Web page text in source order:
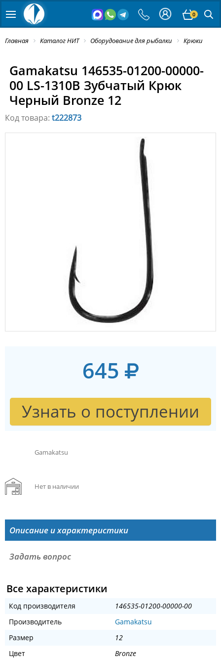
0
Главная Каталог НИТ Оборудование для рыбалки Крюки
Gamakatsu 146535-01200-00000-
00 LS-1310B Зубчатый Крюк
Черный Bronze 12
Код товара: t222873
645
Узнать о поступлении
Gamakatsu
Нет в наличии
Описание и характеристики
Задать вопрос
Все характеристики
Код производителя
146535-01200-00000-00
Производитель
Gamakatsu
Размер
12
Цвет
Bronze